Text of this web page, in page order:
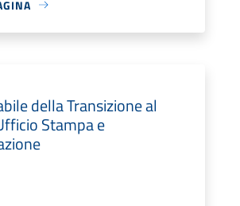
della Transizione al
Stampa e